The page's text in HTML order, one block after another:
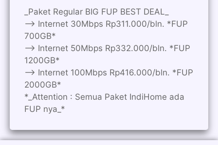
_Paket Regular BIG FUP BEST DEAL_
—> Internet 30Mbps Rp311.000/bln. *FUP
700GB*
—> Internet 50Mbps Rp332.000/bln. *FUP
1200GB*
—> Internet 100Mbps Rp416.000/bln. *FUP
2000GB*
*_Attention : Semua Paket IndiHome ada
FUP nya_*